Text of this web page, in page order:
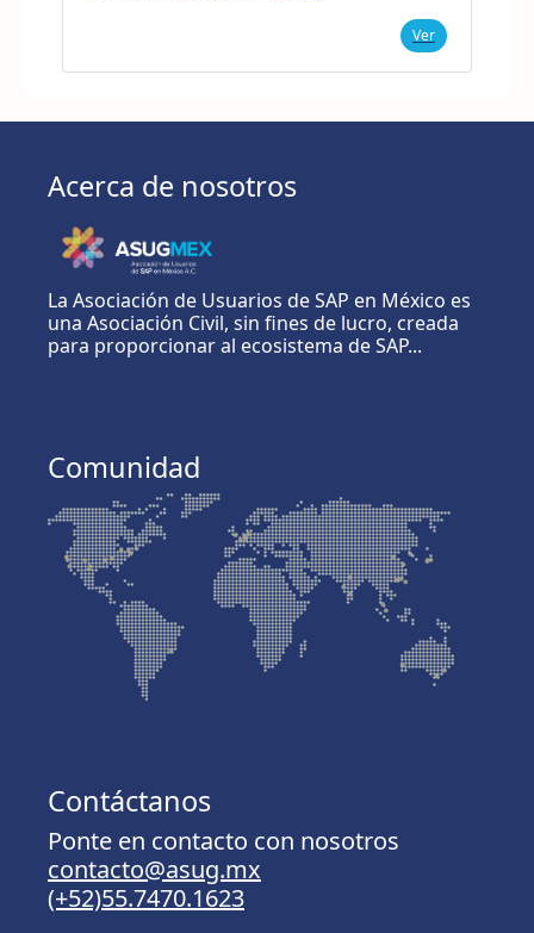
Ver
Acerca de nosotros
La Asociación de Usuarios de SAP en México es
una Asociación Civil, sin fines de lucro, creada
para proporcionar al ecosistema de SAP...
Comunidad
Contáctanos
Ponte en contacto con nosotros
contacto@asug.mx
(+52)55.7470.1623